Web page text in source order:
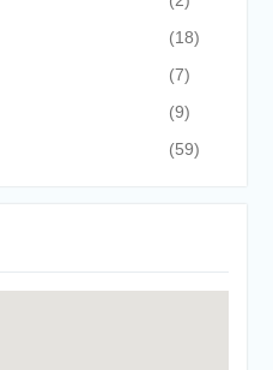
(18)
(7)
(9)
(59)